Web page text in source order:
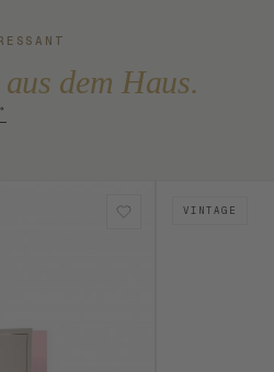
aus dem Haus.
VINTAGE